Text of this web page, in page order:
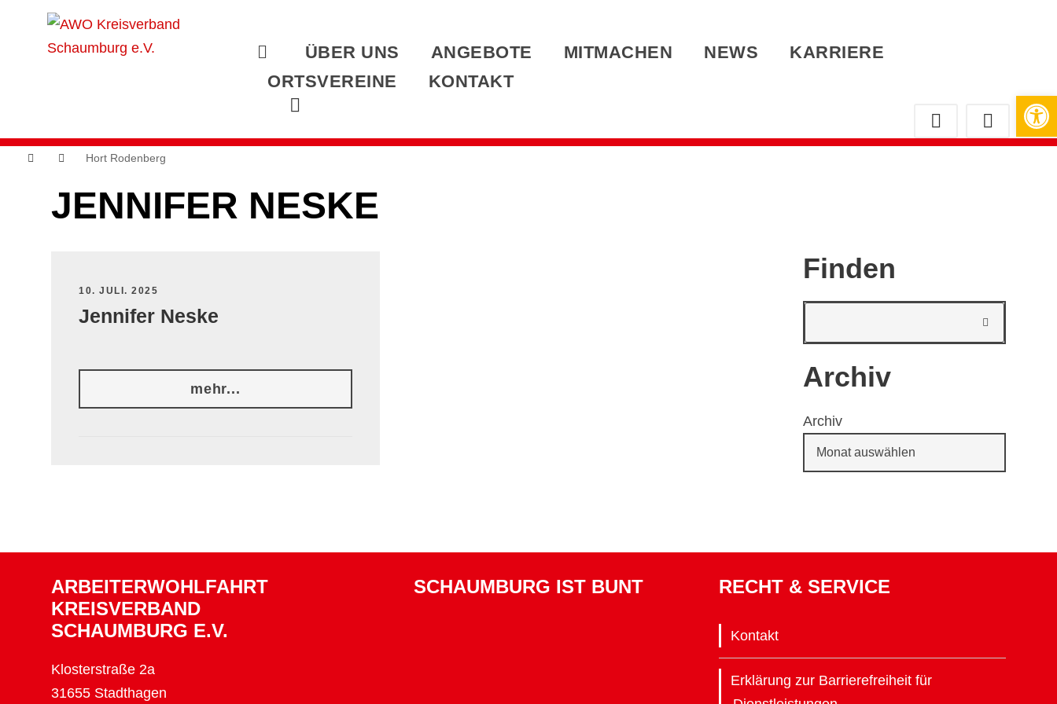
ÜBER UNS ANGEBOTE MITMACHEN NEWS
KARRIERE
ORTSVEREINE
KONTAKT
Hort Rodenberg
JENNIFER NESKE
10. JULI. 2025
Jennifer Neske
mehr...
Finden
Archiv
Archiv
ARBEITERWOHLFAHRT
KREISVERBAND
SCHAUMBURG E.V.
Klosterstraße 2a
31655 Stadthagen
SCHAUMBURG IST BUNT RECHT & SERVICE
Kontakt
Erklärung zur Barrierefreiheit für
Werkzeugleiste öffnen